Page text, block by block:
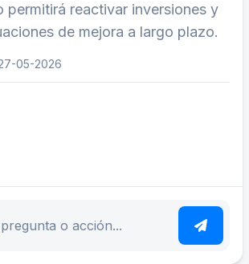
permitirá reactivar inversiones y
de mejora a largo plazo.
05-2026